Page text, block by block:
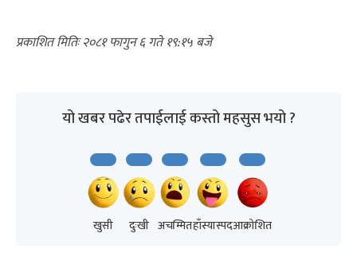
२०८१ फागुन ६ गते १९:१५
यो खबर पढेर तपाईलाई कस्तो महसुस भयो ?
खुसी दुःखी अचम्मितहाँस्यास्पदआक्रोशित